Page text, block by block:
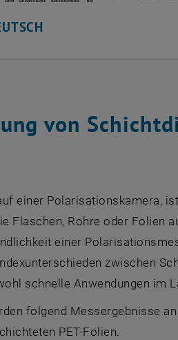
von
einer Polarisationskamera,
Flaschen, Rohre oder Folien
einer
zwischen
schnelle Anwendungen im
folgend Messergebnisse
PET-Folien.